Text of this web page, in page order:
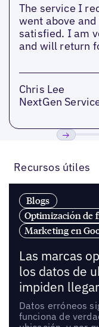
The service I
went above
satisfied. I am
and will return
Chris Lee
NextGen
Recursos útiles
Blogs
Optimización de
Marketing en
Las marcas
los datos de
impiden
Datos erróneos
funciona de